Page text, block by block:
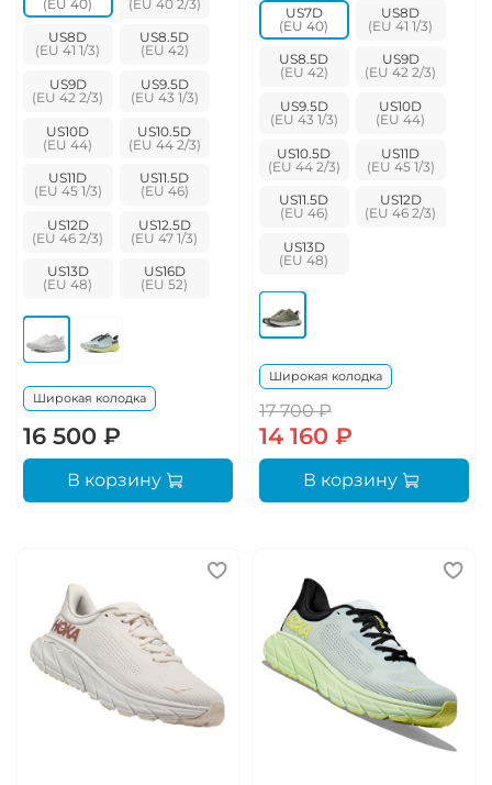
US8D US8.5D
US9D US9.5D
US10D US10.5D
US11D US11.5D
US12D US12.5D
US13D US16D
Широкая колодка
16 500 ₽
В корзину
US7D US8D
US8.5D US9D
US9.5D US10D
US10.5D US11D
US11.5D US12D
US13D
Широкая колодка
17 700 ₽
14 160 ₽
В корзину